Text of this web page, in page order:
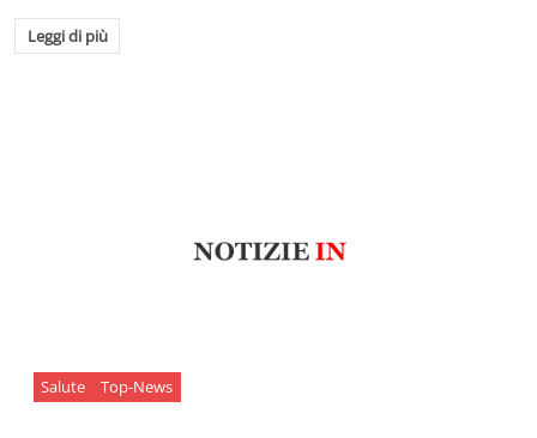
Leggi di più
Salute Top-News